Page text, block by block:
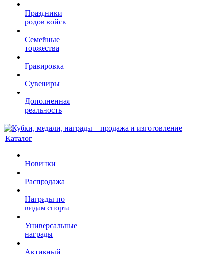
Праздники
родов войск
Семейные
торжества
Гравировка
Сувениры
Дополненная
реальность
Каталог
Новинки
Распродажа
Награды по
видам спорта
Универсальные
награды
Активный